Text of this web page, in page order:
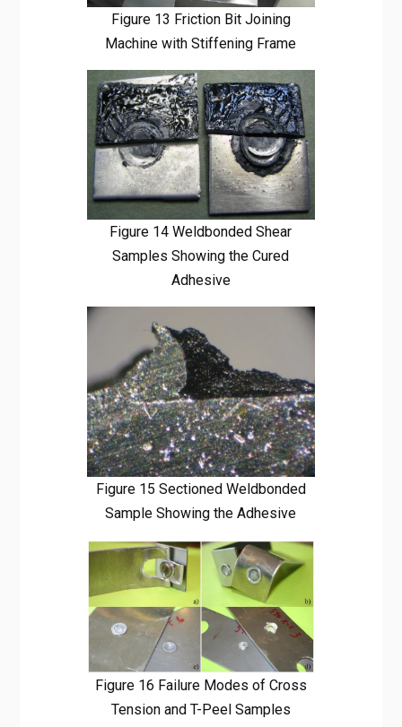
Figure 13 Friction Bit Joining
Machine with Stiffening Frame
Figure 14 Weldbonded Shear
Samples Showing the Cured
Adhesive
Figure 15 Sectioned Weldbonded
Sample Showing the Adhesive
Figure 16 Failure Modes of Cross
Tension and T-Peel Samples